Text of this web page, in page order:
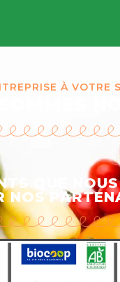
À VOTRE
SOMMES
QUE
NOS